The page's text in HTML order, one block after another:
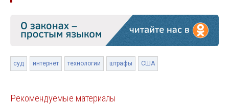
суд интернет технологии штрафы США
Рекомендуемые материалы